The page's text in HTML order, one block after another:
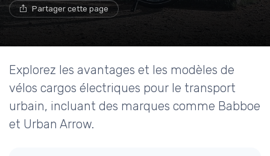
Partager cette page
Explorez les avantages et les modèles de
vélos cargos électriques pour le transport
urbain, incluant des marques comme Babboe
et Urban Arrow.